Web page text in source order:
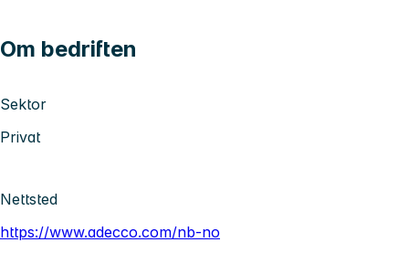
Om bedriften
Sektor
Privat
Nettsted
https://www.adecco.com/nb-no